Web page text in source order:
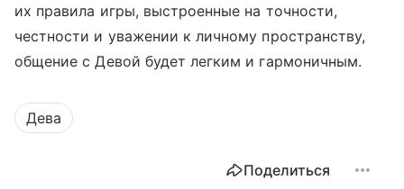
их правила игры, выстроенные на точности,
честности и уважении к личному пространству,
общение с Девой будет легким и гармоничным.
Дева
Поделиться